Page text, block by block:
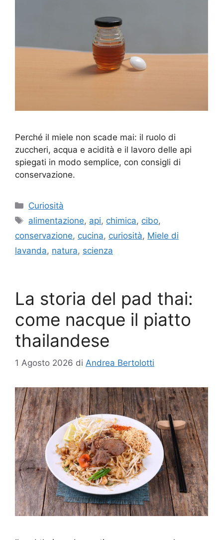
Perché il miele non scade mai: il ruolo di
zuccheri, acqua e acidità e il lavoro delle api
spiegati in modo semplice, con consigli di
conservazione.
Categorie
Curiosità
Tag
alimentazione, api, chimica, cibo,
conservazione, cucina, curiosità, Miele di
lavanda, natura, scienza
La storia del pad thai:
come nacque il piatto
thailandese
1 Agosto 2026 di Andrea Bertolotti